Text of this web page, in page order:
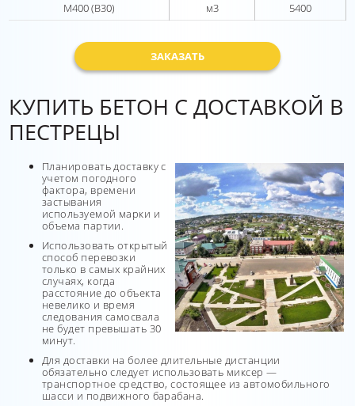
М400 (В30)
м3 5400
ЗАКАЗАТЬ
КУПИТЬ БЕТОН С ДОСТАВКОЙ В
ПЕСТРЕЦЫ
Планировать доставку с
учетом погодного
фактора, времени
застывания
используемой марки и
объема партии.
Использовать открытый
способ перевозки
только в самых крайних
случаях, когда
расстояние до объекта
невелико и время
следования самосвала
не будет превышать 30
минут.
Для доставки на более длительные дистанции
обязательно следует использовать миксер —
транспортное средство, состоящее из автомобильного
шасси и подвижного барабана.